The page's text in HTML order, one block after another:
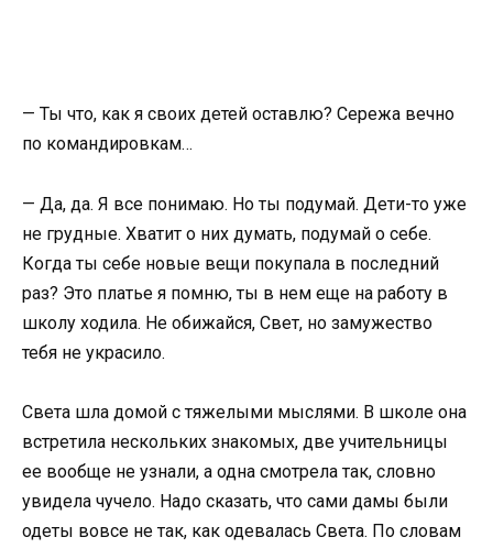
— Ты что, как я своих детей оставлю? Сережа вечно
по командировкам…
— Да, да. Я все понимаю. Но ты подумай. Дети-то уже
не грудные. Хватит о них думать, подумай о себе.
Когда ты себе новые вещи покупала в последний
раз? Это платье я помню, ты в нем еще на работу в
школу ходила. Не обижайся, Свет, но замужество
тебя не украсило.
Света шла домой с тяжелыми мыслями. В школе она
встретила нескольких знакомых, две учительницы
ее вообще не узнали, а одна смотрела так, словно
увидела чучело. Надо сказать, что сами дамы были
одеты вовсе не так, как одевалась Света. По словам